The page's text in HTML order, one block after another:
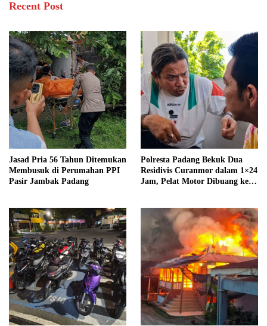
Recent Post
Jasad Pria 56 Tahun Ditemukan
Membusuk di Perumahan PPI
Pasir Jambak Padang
Polresta Padang Bekuk Dua
Residivis Curanmor dalam 1×24
Jam, Pelat Motor Dibuang ke